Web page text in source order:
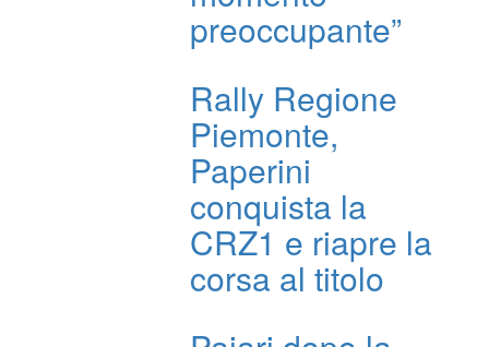
preoccupante”
Rally Regione
Piemonte,
Paperini
conquista la
CRZ1 e riapre la
corsa al titolo